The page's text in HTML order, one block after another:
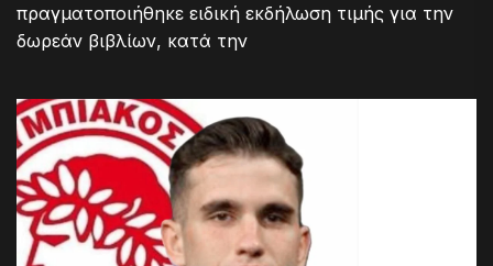
πραγματοποιήθηκε ειδική εκδήλωση τιμής για την
δωρεάν βιβλίων, κατά την